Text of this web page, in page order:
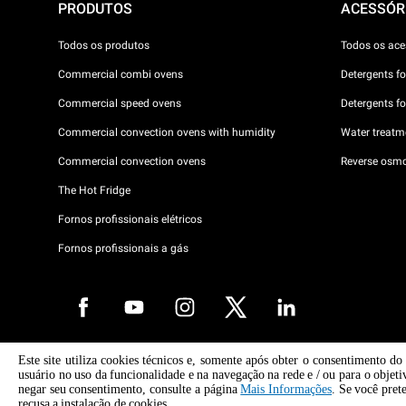
PRODUTOS
Todos os produtos
Commercial combi ovens
Commercial speed ovens
Commercial convection ovens with humidity
Commercial convection ovens
The Hot Fridge
Fornos profissionais elétricos
Fornos profissionais a gás
Todos os
Detergents
Detergents
Water
Reverse
copyright 2026 UNOX S.p.A. Todos os direitos reservados. Reg. Imp
04230750285 -. R.E.A. Pádua 372 835 - Cap. Soc € 5.000.000 i.v -. IVA
04230750285 - IT WEEE Reg. No. IT08020000000377
Este site utiliza cookies técnicos e, somente após obter o consentimento
usuário no uso da funcionalidade e na navegação na rede e / ou para o
negar seu consentimento, consulte a páginaMais Informações. Se você